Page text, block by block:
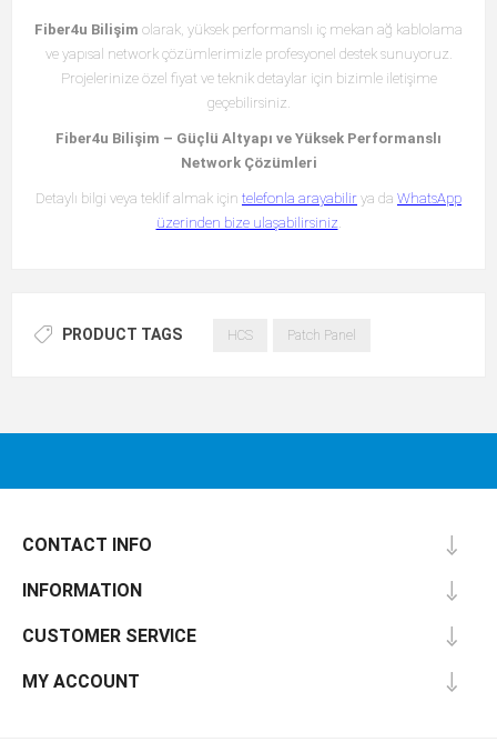
Fiber4u Bilişim olarak, yüksek performanslı iç mekan ağ kablolama
ve yapısal network çözümlerimizle profesyonel destek sunuyoruz.
Projelerinize özel fiyat ve teknik detaylar için bizimle iletişime
geçebilirsiniz.
Fiber4u Bilişim – Güçlü Altyapı ve Yüksek Performanslı
Network Çözümleri
Detaylı bilgi veya teklif almak için telefonla arayabilir ya da WhatsApp
üzerinden bize ulaşabilirsiniz.
PRODUCT TAGS HCS Patch Panel
CONTACT INFO
INFORMATION
CUSTOMER SERVICE
MY ACCOUNT